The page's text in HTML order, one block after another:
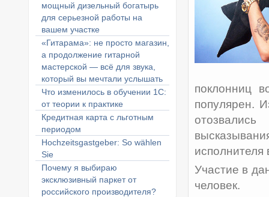
мощный дизельный богатырь
для серьезной работы на
вашем участке
«Гитарама»: не просто магазин,
а продолжение гитарной
мастерской — всё для звука,
который вы мечтали услышать
Что изменилось в обучении 1С:
от теории к практике
Кредитная карта с льготным
периодом
Hochzeitsgastgeber: So wählen
Sie
Почему я выбираю
эксклюзивный паркет от
российского производителя?
поклонниц
популярен.
исполнителя
Участие в
человек.